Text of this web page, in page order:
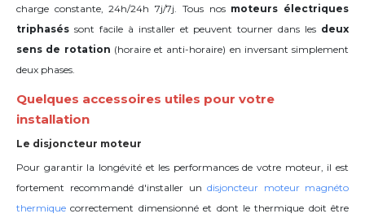
charge constante, 24h/24h 7j/7j. Tous nos moteurs électriques
triphasés sont facile à installer et peuvent tourner dans les deux
sens de rotation (horaire et anti-horaire) en inversant simplement
deux phases.
Quelques accessoires utiles pour votre
installation
Le disjoncteur moteur
Pour garantir la longévité et les performances de votre moteur, il est
fortement recommandé d'installer un disjoncteur moteur magnéto
thermique correctement dimensionné et dont le thermique doit être